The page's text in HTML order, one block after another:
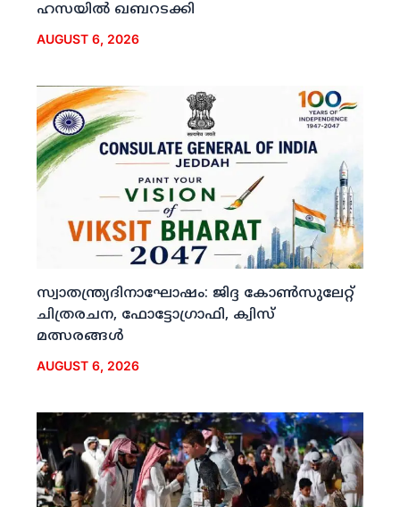
ഹസയില്‍ ഖബറടക്കി
AUGUST 6, 2026
സ്വാതന്ത്ര്യദിനാഘോഷം: ജിദ്ദ കോണ്‍സുലേറ്റ്
ചിത്രരചന, ഫോട്ടോഗ്രാഫി, ക്വിസ്
മത്സരങ്ങള്‍
AUGUST 6, 2026